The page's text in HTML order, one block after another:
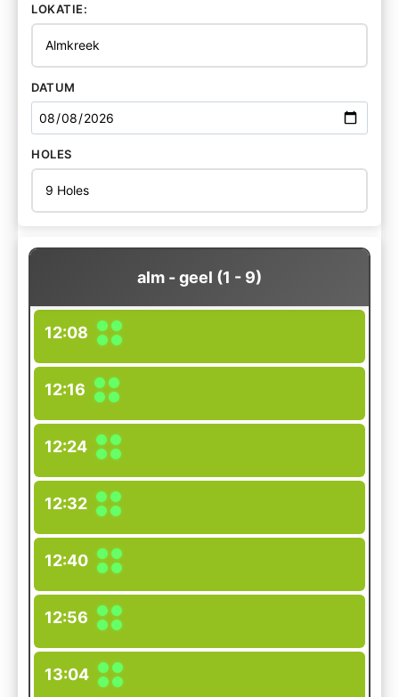
LOKATIE:
DATUM
HOLES
alm - geel (1 - 9)
12:08
12:16
12:24
12:32
12:40
12:56
13:04